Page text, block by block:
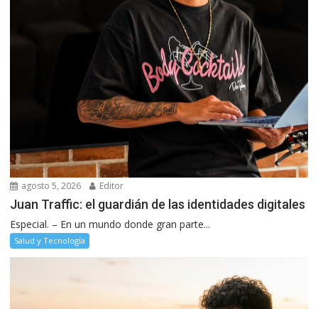
agosto 5, 2026 Editor
Juan Traffic: el guardián de las identidades digitales
Especial. – En un mundo donde gran parte...
Salud y Tecnología